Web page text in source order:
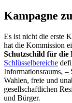
Kampagne
Es ist nicht die erste
hat die Kommission
Schutzschild für die
Schlüsselbereiche
Informationsraums, –
Wahlen, freie und
gesellschaftlichen
und Bürger.